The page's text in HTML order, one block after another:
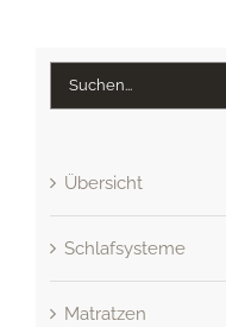
Übersicht
Schlafsysteme
Matratzen